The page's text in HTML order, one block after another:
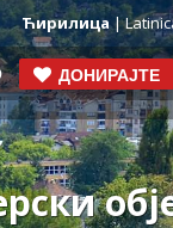
Ћирилица |
ДОНИРАЈТЕ